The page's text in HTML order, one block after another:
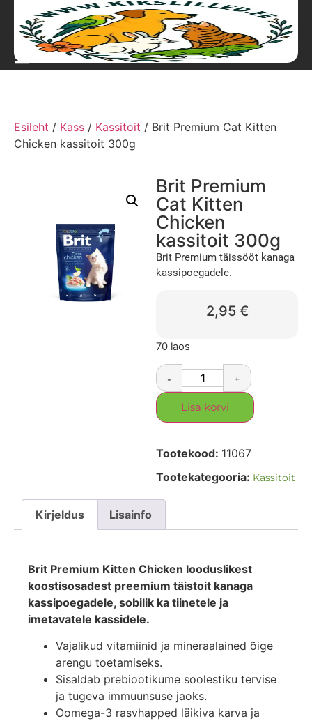
Esileht / Kass / Kassitoit / Brit Premium Cat Kitten
Chicken kassitoit 300g
Brit Premium
Cat Kitten
Chicken
kassitoit 300g
Brit Premium täissööt kanaga
kassipoegadele.
2,95 €
70 laos
- +
Lisa korvi
Tootekood: 11067
Tootekategooria: Kassitoit
Kirjeldus Lisainfo
Brit Premium Kitten Chicken looduslikest
koostisosadest preemium täistoit kanaga
kassipoegadele, sobilik ka tiinetele ja
imetavatele kassidele.
Vajalikud vitamiinid ja mineraalained õige
arengu toetamiseks.
Sisaldab prebiootikume soolestiku tervise
ja tugeva immuunsuse jaoks.
Oomega-3 rasvhapped läikiva karva ja